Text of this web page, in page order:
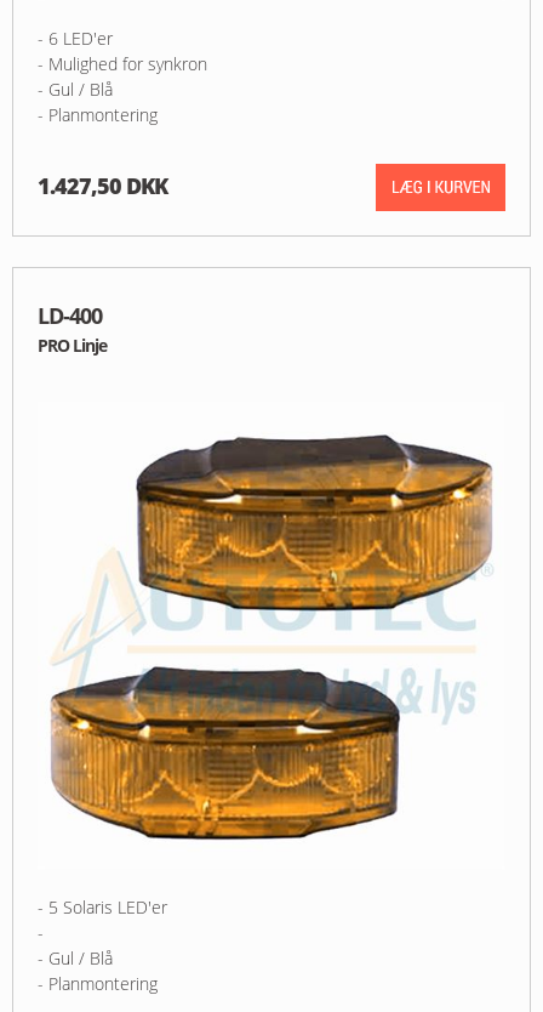
- 6 LED'er
- Mulighed for synkron
- Gul / Blå
- Planmontering
1.427,50 DKK
LD-400
PRO Linje
- 5 Solaris LED'er
-
- Gul / Blå
- Planmontering